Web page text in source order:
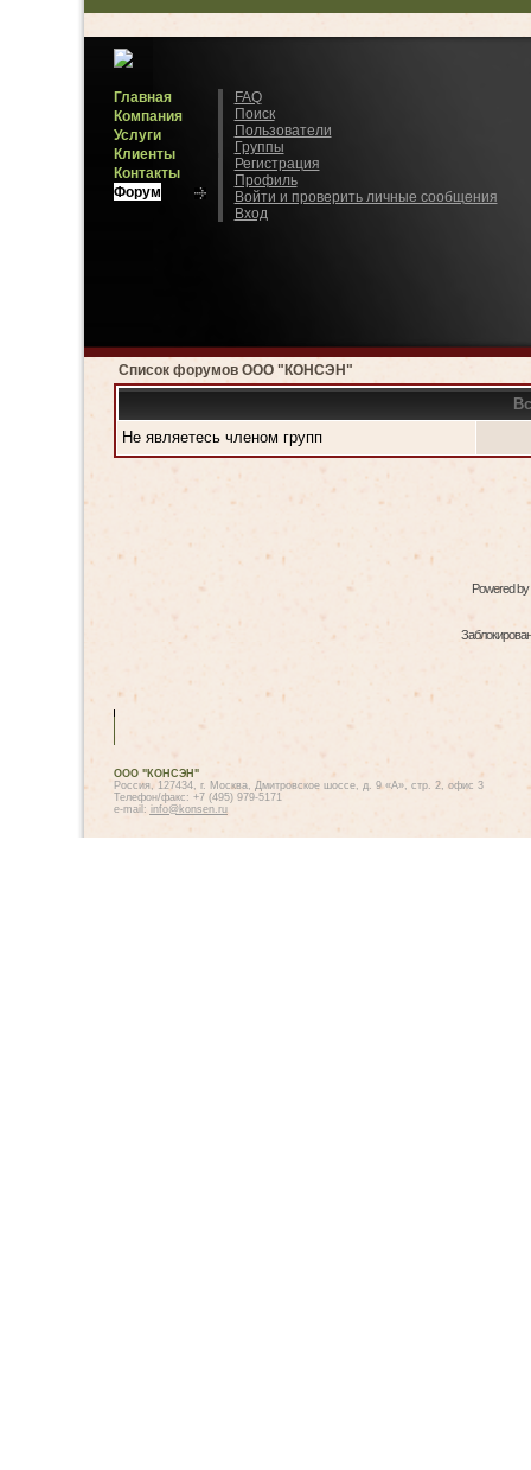
Главная
Компания
Услуги
Клиенты
Контакты
Форум
FAQ
Поиск
Пользователи
Группы
Регистрация
Профиль
Войти и проверить личные сообщения
Вход
Список форумов ООО "КОНСЭН"
Не являетесь членом групп
Powered by
ООО "КОНСЭН"
Россия, 127434, г. Москва, Дмитровское шоссе, д. 9 «А», стр. 2, офис 3
Телефон/факс: +7 (495) 979-5171
e-mail: info@konsen.ru